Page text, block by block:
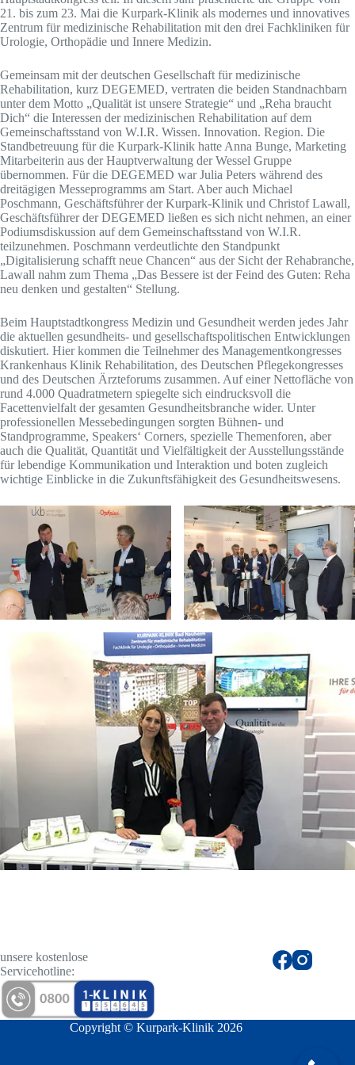
21. bis zum 23. Mai die Kurpark-Klinik als modernes und innovatives
Zentrum für medizinische Rehabilitation mit den drei Fachkliniken für
Urologie, Orthopädie und Innere Medizin.
Gemeinsam mit der deutschen Gesellschaft für medizinische
Rehabilitation, kurz DEGEMED, vertraten die beiden Standnachbarn
unter dem Motto „Qualität ist unsere Strategie“ und „Reha braucht
Dich“ die Interessen der medizinischen Rehabilitation auf dem
Gemeinschaftsstand von W.I.R. Wissen. Innovation. Region. Die
Standbetreuung für die Kurpark-Klinik hatte Anna Bunge, Marketing
Mitarbeiterin aus der Hauptverwaltung der Wessel Gruppe
übernommen. Für die DEGEMED war Julia Peters während des
dreitägigen Messeprogramms am Start. Aber auch Michael
Poschmann, Geschäftsführer der Kurpark-Klinik und Christof Lawall,
Geschäftsführer der DEGEMED ließen es sich nicht nehmen, an einer
Podiumsdiskussion auf dem Gemeinschaftsstand von W.I.R.
teilzunehmen. Poschmann verdeutlichte den Standpunkt
„Digitalisierung schafft neue Chancen“ aus der Sicht der Rehabranche,
Lawall nahm zum Thema „Das Bessere ist der Feind des Guten: Reha
neu denken und gestalten“ Stellung.
Beim Hauptstadtkongress Medizin und Gesundheit werden jedes Jahr
die aktuellen gesundheits- und gesellschaftspolitischen Entwicklungen
diskutiert. Hier kommen die Teilnehmer des Managementkongresses
Krankenhaus Klinik Rehabilitation, des Deutschen Pflegekongresses
und des Deutschen Ärzteforums zusammen. Auf einer Nettofläche von
rund 4.000 Quadratmetern spiegelte sich eindrucksvoll die
Facettenvielfalt der gesamten Gesundheitsbranche wider. Unter
professionellen Messebedingungen sorgten Bühnen- und
Standprogramme, Speakers‘ Corners, spezielle Themenforen, aber
auch die Qualität, Quantität und Vielfältigkeit der Ausstellungsstände
für lebendige Kommunikation und Interaktion und boten zugleich
wichtige Einblicke in die Zukunftsfähigkeit des Gesundheitswesens.
unsere kostenlose
Servicehotline:
Copyright © Kurpark-Klinik 2026